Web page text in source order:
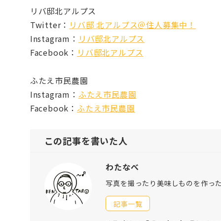
リバ邸北アルプス
Twitter： リバ邸 北アルプス＠住人募集中！
Instagram： リバ邸北アルプス
Facebook： リバ邸北アルプス
ふたえ市民農園
Instagram： ふたえ市民農園
Facebook： ふたえ市民農園
この記事を書いた人
わたなべ
写真を撮ったり美味しものを作っ
記事一覧